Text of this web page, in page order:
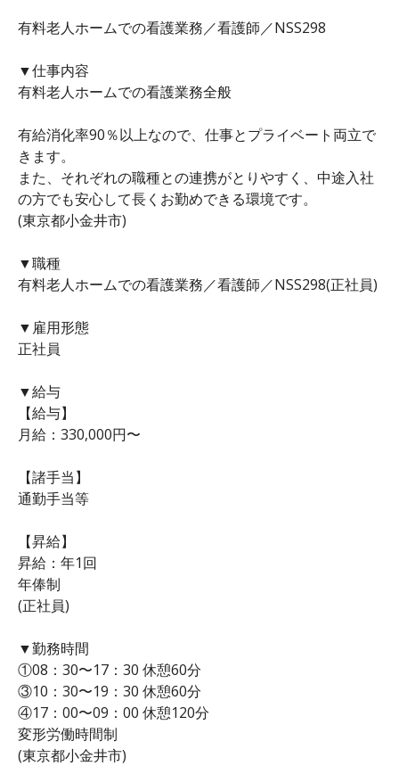
有料老人ホームでの看護業務／看護師／NSS298
▼仕事内容
有料老人ホームでの看護業務全般
有給消化率90％以上なので、仕事とプライベート両立で
きます。
また、それぞれの職種との連携がとりやすく、中途入社
の方でも安心して長くお勤めできる環境です。
(東京都小金井市)
▼職種
有料老人ホームでの看護業務／看護師／NSS298(正社員)
▼雇用形態
正社員
▼給与
【給与】
月給：330,000円〜
【諸手当】
通勤手当等
【昇給】
昇給：年1回
年俸制
(正社員)
▼勤務時間
①08：30〜17：30 休憩60分
③10：30〜19：30 休憩60分
④17：00〜09：00 休憩120分
変形労働時間制
(東京都小金井市)